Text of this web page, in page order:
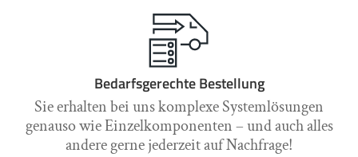
Bedarfsgerechte Bestellung
Sie erhalten bei uns komplexe Systemlösungen
genauso wie Einzelkomponenten – und auch alles
andere gerne jederzeit auf Nachfrage!